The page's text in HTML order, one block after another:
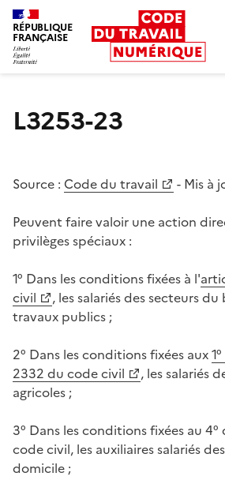
RÉPUBLIQUE
FRANÇAISE
L3253-23
Source : Code du travail - Mis à
Peuvent faire valoir une action
privilèges spéciaux :
1° Dans les conditions fixées à l'
civil
, les salariés des secteurs
travaux publics ;
2° Dans les conditions fixées aux
2332 du code civil
, les salariés
agricoles ;
3° Dans les conditions fixées au
code civil, les auxiliaires salariés
domicile ;